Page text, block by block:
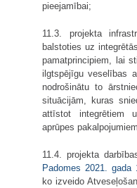
pieejamībai;
11.3. projekta
balstoties uz
pamatprincipiem, lai
ilgtspējīgu veselības
nodrošinātu to
situācijām, kuras
attīstot integrētiem
aprūpes
11.4. projekta
Padomes 2021.
ko izveido